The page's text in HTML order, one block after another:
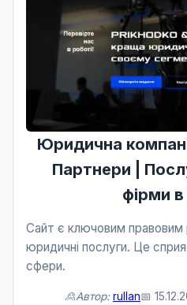
Юридична
Партнери |
фірми в
Сайт є ключовим
юридичні послуги. Це
сфери.
🙎Автор: rullan📅